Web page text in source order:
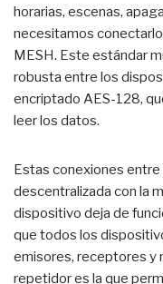
horarias, escenas,
necesitamos
MESH. Este estándar
robusta entre los
encriptado AES-128,
leer los datos.
Estas conexiones
descentralizada con la
dispositivo deja de
que todos los
emisores, receptores y
repetidor es la que